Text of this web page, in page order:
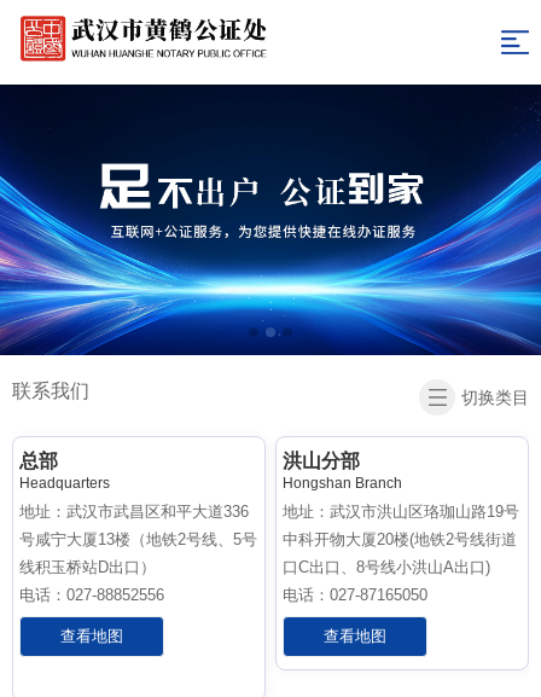
网
站
航
关
我
们
闻
资
讯
表
格
下
载
收
费
标
准
办
证
指
联
系
们
返
首
页
联系我们 切换类目
总部
Headquarters
地址：武汉市武昌区和平大道336
号咸宁大厦13楼（地铁2号线、5号
线积玉桥站D出口）
电话：027-88852556
查看地图
洪山分部
Hongshan Branch
地址：武汉市洪山区珞珈山路19号
中科开物大厦20楼(地铁2号线街道
口C出口、8号线小洪山A出口)
电话：027-87165050
查看地图